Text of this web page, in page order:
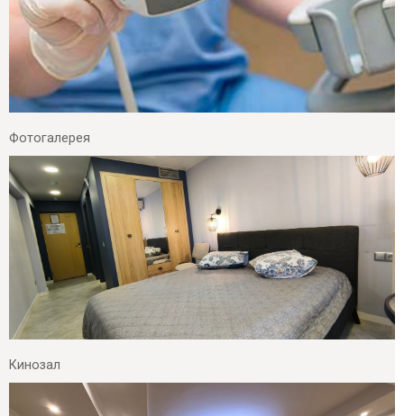
Фотогалерея
Кинозал